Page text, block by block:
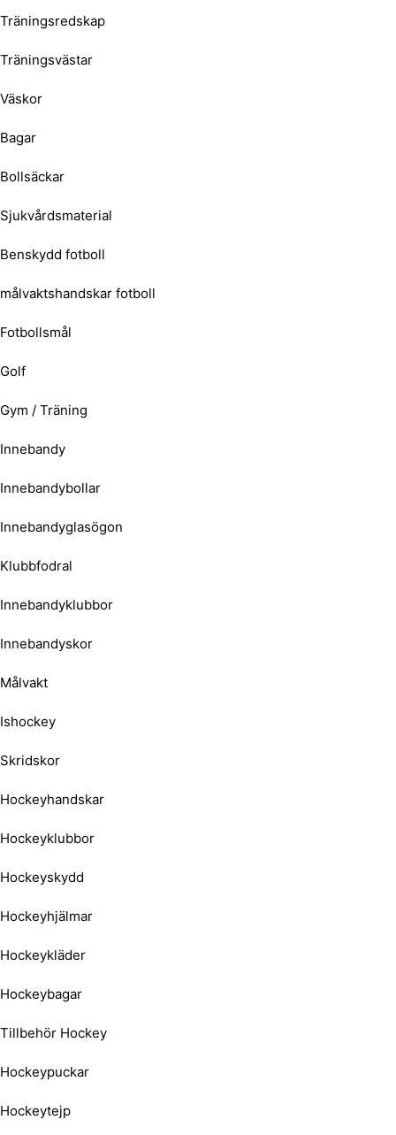
Träningsredskap
Träningsvästar
Väskor
Bagar
Bollsäckar
Sjukvårdsmaterial
Benskydd fotboll
målvaktshandskar fotboll
Fotbollsmål
Golf
Gym / Träning
Innebandy
Innebandybollar
Innebandyglasögon
Klubbfodral
Innebandyklubbor
Innebandyskor
Målvakt
Ishockey
Skridskor
Hockeyhandskar
Hockeyklubbor
Hockeyskydd
Hockeyhjälmar
Hockeykläder
Hockeybagar
Tillbehör Hockey
Hockeypuckar
Hockeytejp